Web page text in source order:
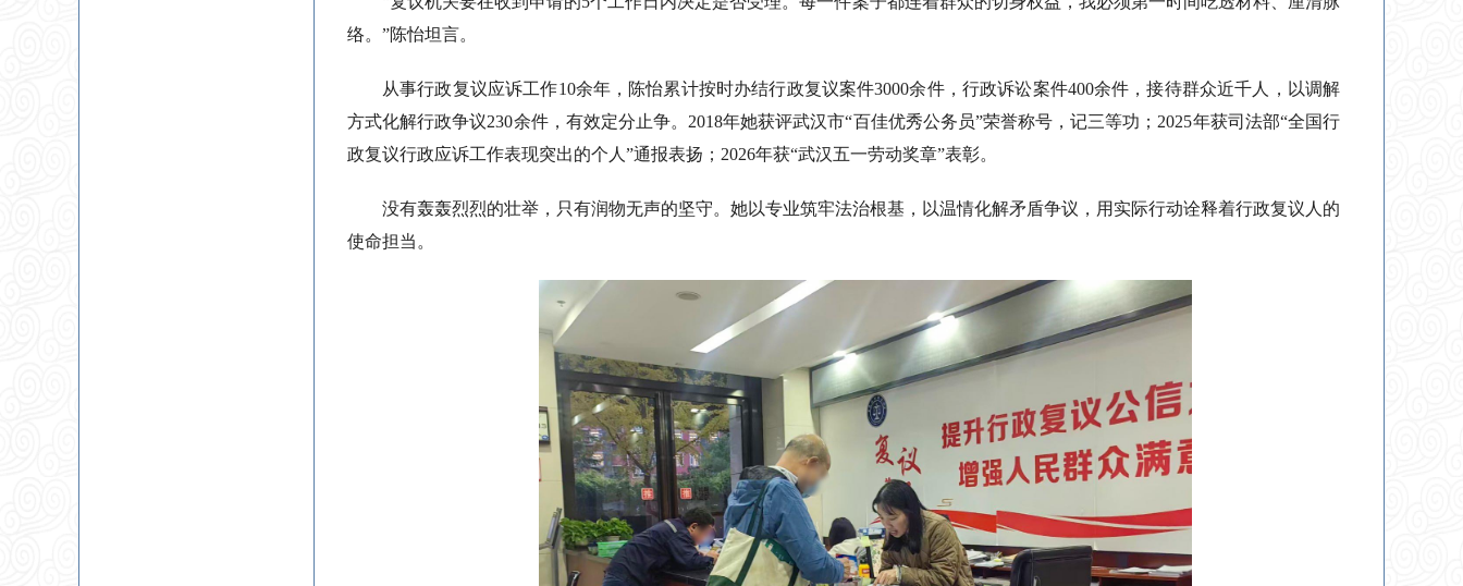
络。”陈怡坦言。
从事行政复议应诉工作10余年，陈怡累计按时办结行政复议案件3000余件，行政诉讼案件400余件，接待群众近千人，以调解
方式化解行政争议230余件，有效定分止争。2018年她获评武汉市“百佳优秀公务员”荣誉称号，记三等功；2025年获司法部“全国行
政复议行政应诉工作表现突出的个人”通报表扬；2026年获“武汉五一劳动奖章”表彰。
没有轰轰烈烈的壮举，只有润物无声的坚守。她以专业筑牢法治根基，以温情化解矛盾争议，用实际行动诠释着行政复议人的
使命担当。